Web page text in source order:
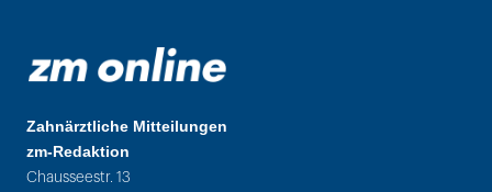
Zahnärztliche Mitteilungen
zm-Redaktion
Chausseestr. 13